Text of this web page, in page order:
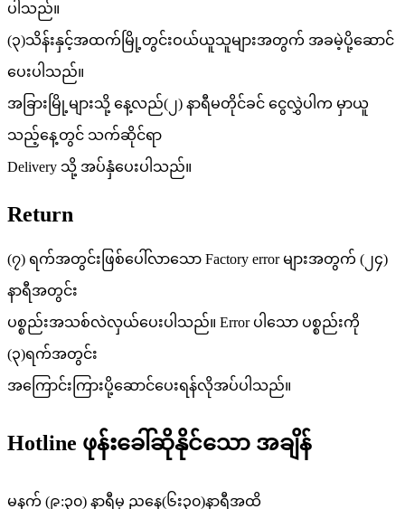
ပါသည်။
(၃)သိန်းနှင့်အထက်မြို့တွင်းဝယ်ယူသူများအတွက် အခမဲ့ပို့ဆောင်
ပေးပါသည်။
အခြားမြို့များသို့ နေ့လည်(၂) နာရီမတိုင်ခင် ငွေလွှဲပါက မှာယူ
သည့်နေ့တွင် သက်ဆိုင်ရာ
Delivery သို့ အပ်နှံပေးပါသည်။
Return
(၇) ရက်အတွင်းဖြစ်ပေါ်လာသော Factory error များအတွက် (၂၄)
နာရီအတွင်း
ပစ္စည်းအသစ်လဲလှယ်ပေးပါသည်။ Error ပါသော ပစ္စည်းကို
(၃)ရက်အတွင်း
အကြောင်းကြားပို့ဆောင်ပေးရန်လိုအပ်ပါသည်။
Hotline ဖုန်းခေါ်ဆိုနိုင်သော အချိန်
မနက် (၉:၃၀) နာရီမှ ညနေ(၆း၃၀)နာရီအထိ